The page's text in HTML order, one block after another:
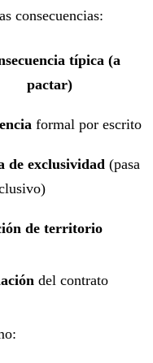
consecuencias:
típica (a
pactar)
formal por escrito
de exclusividad (pasa
de territorio
del contrato